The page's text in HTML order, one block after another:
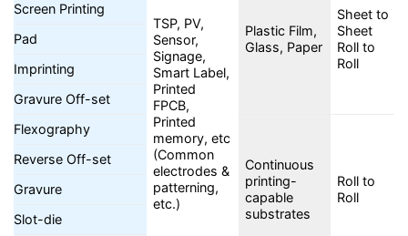
TSP, PV,
Sensor,
Signage,
Smart Label,
Printed
FPCB,
Printed
memory, etc
(Common
electrodes &
patterning,
etc.)
Plastic Film,
Glass, Paper
Sheet to
Sheet
Roll to
Roll
Screen Printing
Pad
Imprinting
Gravure Off-set
Flexography
Continuous
printing-
capable
substrates
Roll to
Roll
Reverse Off-set
Gravure
Slot-die